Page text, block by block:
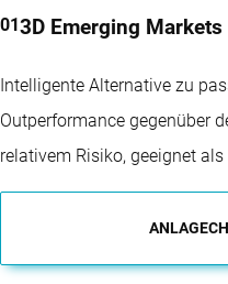
3D Emerging
Intelligente Alternative zu
Outperformance gegenüber
relativem Risiko, geeignet